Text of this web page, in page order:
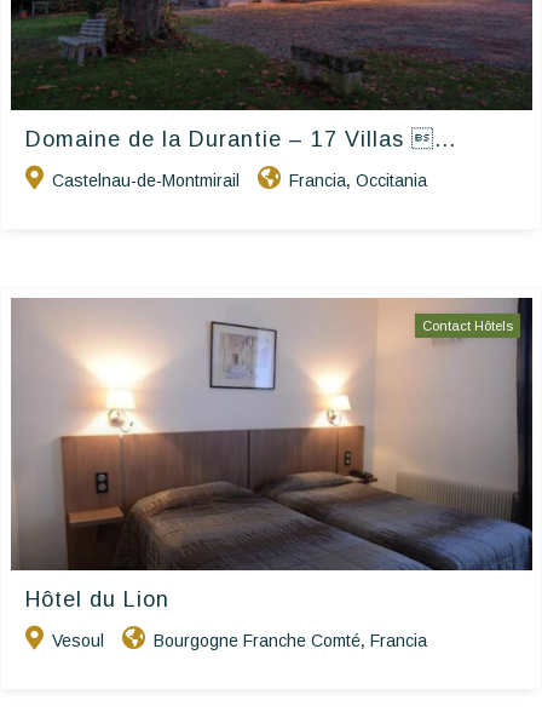
Domaine de la Durantie – 17 Villas ...
Castelnau-de-Montmirail Francia, Occitania
Contact Hôtels
Hôtel du Lion
Vesoul Bourgogne Franche Comté, Francia